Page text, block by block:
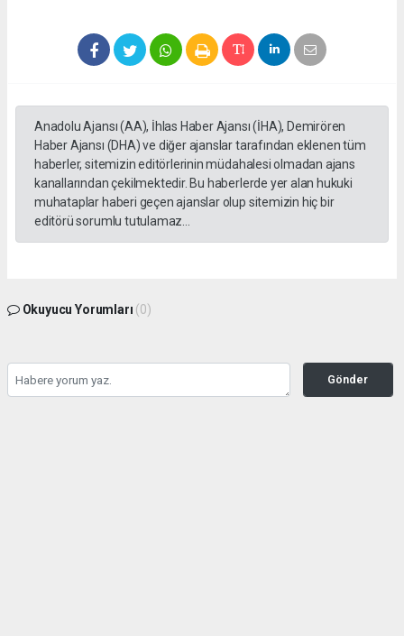
Anadolu Ajansı (AA), İhlas Haber Ajansı (İHA), Demirören
Haber Ajansı (DHA) ve diğer ajanslar tarafından eklenen tüm
haberler, sitemizin editörlerinin müdahalesi olmadan ajans
kanallarından çekilmektedir. Bu haberlerde yer alan hukuki
muhataplar haberi geçen ajanslar olup sitemizin hiç bir
editörü sorumlu tutulamaz...
Okuyucu Yorumları (0)
Gönder